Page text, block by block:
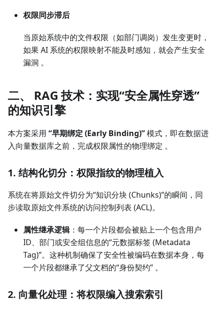
权限同步滞后
当原始系统中的文件权限（如部门调岗）发生变更时，
如果 AI 系统的权限映射不能及时感知，就会产生安全
漏洞 。
二、 RAG 技术：实现“安全属性穿透”
的知识引擎
本方案采用 “早期绑定 (Early Binding)”模式，即在数据进
入向量数据库之前，完成权限属性的物理绑定 。
1. 结构化切分：权限指纹的物理植入
系统在将原始文件切分为“知识分块 (Chunks)”的瞬间，同
步读取原始文件系统的访问控制列表 (ACL)。
属性继承逻辑：每一个片段都会被贴上一个包含用户
ID、部门或安全组信息的“元数据标签 (Metadata
Tag)”。这种机制确保了安全性被编码在数据本身，每
一个片段都继承了父文档的“身份契约” 。
2. 向量化处理：将权限编入搜索索引